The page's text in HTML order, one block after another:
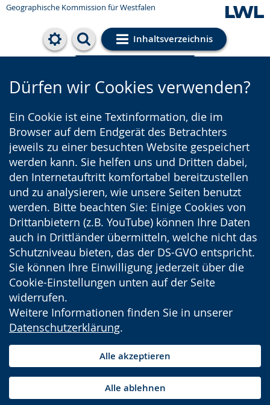
Geographische Kommission für Westfalen
Inhaltsverzeichnis
Cookie-Einstellungen
Dürfen wir Cookies verwenden?
Ein Cookie ist eine Textinformation, die im
Browser auf dem Endgerät des Betrachters
jeweils zu einer besuchten Website gespeichert
werden kann. Sie helfen uns und Dritten dabei,
den Internetauftritt komfortabel bereitzustellen
und zu analysieren, wie unsere Seiten benutzt
werden. Bitte beachten Sie: Einige Cookies von
Drittanbietern (z.B. YouTube) können Ihre Daten
auch in Drittländer übermitteln, welche nicht das
Schutzniveau bieten, das der DS-GVO entspricht.
Sie können Ihre Einwilligung jederzeit über die
Cookie-Einstellungen unten auf der Seite
widerrufen.
Weitere Informationen finden Sie in unserer
Datenschutzerklärung.
Alle akzeptieren
Alle ablehnen